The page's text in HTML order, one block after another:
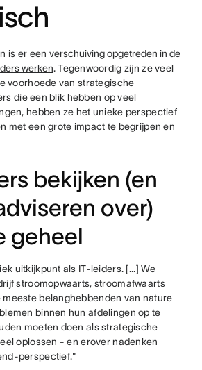
is er een verschuiving opgetreden in de
werken. Tegenwoordig zijn ze veel
voorhoede van strategische
die een blik hebben op veel
hebben ze het unieke perspectief
met een grote impact te begrijpen en
bekijken (en
over)
geheel
uitkijkpunt als IT-leiders. [...] We
stroomopwaarts, stroomafwaarts
meeste belanghebbenden van nature
binnen hun afdelingen op te
moeten doen als strategische
oplossen - en erover nadenken
perspectief."